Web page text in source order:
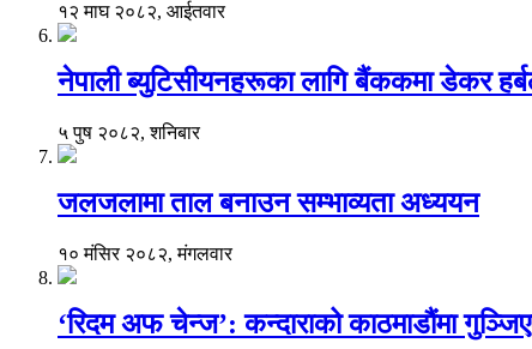
१२ माघ २०८२, आईतवार
नेपाली ब्युटिसीयनहरूका लागि बैंककमा डेकर
५ पुष २०८२, शनिबार
जलजलामा ताल बनाउन सम्भाव्यता अध्ययन
१० मंसिर २०८२, मंगलवार
‘रिदम अफ चेन्ज’: कन्दाराको काठमाडौंमा